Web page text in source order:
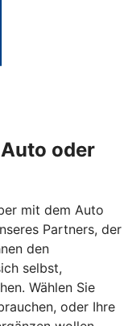
oder
mit dem Auto
Partners, der
den
selbst,
Wählen Sie
oder Ihre